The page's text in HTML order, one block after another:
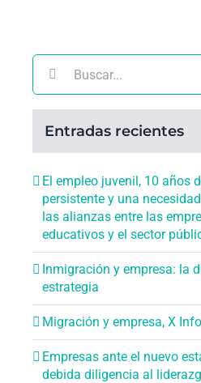
Buscar:
Entradas recientes
El empleo juvenil, 10 años
persistente y una
las alianzas entre las
educativos y el sector
Inmigración y empresa: la
estrategia
Migración y empresa, X
Empresas ante el nuevo
debida diligencia al